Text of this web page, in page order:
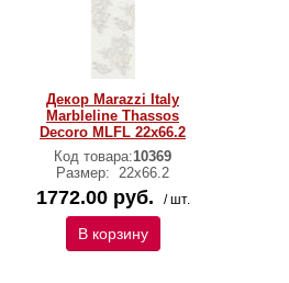
Декор Marazzi Italy
Marbleline Thassos
Decoro MLFL 22х66.2
Код товара:10369
Размер: 22х66.2
1772.00 руб. / шт.
В корзину